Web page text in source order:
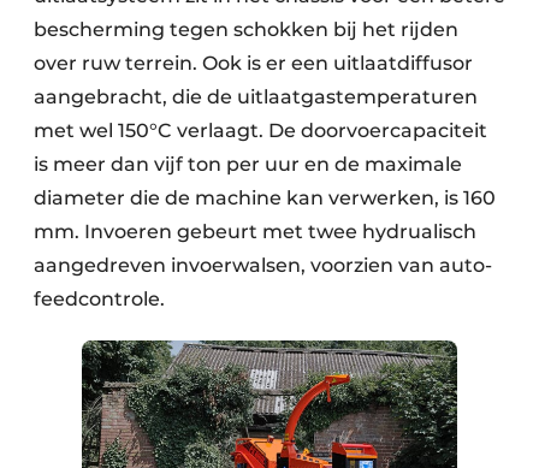
bescherming tegen schokken bij het rijden
over ruw terrein. Ook is er een uitlaatdiffusor
aangebracht, die de uitlaatgastemperaturen
met wel 150°C verlaagt. De doorvoercapaciteit
is meer dan vijf ton per uur en de maximale
diameter die de machine kan verwerken, is 160
mm. Invoeren gebeurt met twee hydrualisch
aangedreven invoerwalsen, voorzien van auto-
feedcontrole.